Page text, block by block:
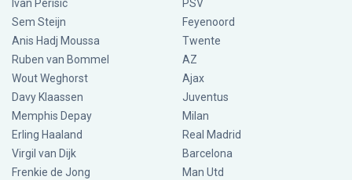
Ivan Perisic
Sem Steijn
Anis Hadj Moussa
Ruben van Bommel
Wout Weghorst
Davy Klaassen
Memphis Depay
Erling Haaland
Virgil van Dijk
Frenkie de Jong
PSV
Feyenoord
Twente
AZ
Ajax
Juventus
Milan
Real Madrid
Barcelona
Man Utd